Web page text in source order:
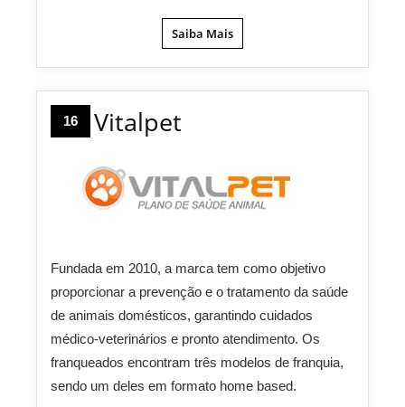
Saiba Mais
16 Vitalpet
Fundada em 2010, a marca tem como objetivo
proporcionar a prevenção e o tratamento da saúde
de animais domésticos, garantindo cuidados
médico-veterinários e pronto atendimento. Os
franqueados encontram três modelos de franquia,
sendo um deles em formato home based.